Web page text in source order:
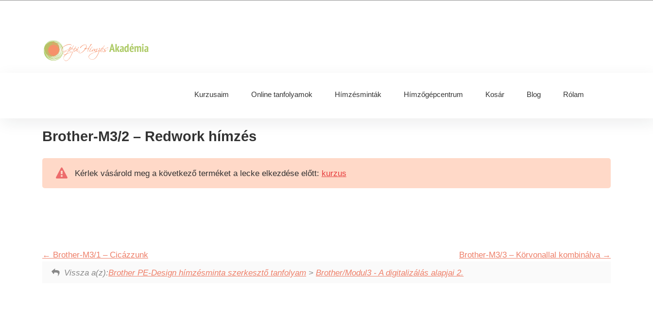
Kurzusaim Online tanfolyamok Hímzésminták Hímzőgépcentrum Kosár Blog Rólam
Brother-M3/2 – Redwork hímzés
Kérlek vásárold meg a következő terméket a lecke elkezdése előtt: kurzus
Brother-M3/1 – Cicázzunk
Brother-M3/3 – Körvonallal kombinálva
Vissza a(z):Brother PE-Design hímzésminta szerkesztő tanfolyam >Brother/Modul3 - A digitalizálás alapjai 2.